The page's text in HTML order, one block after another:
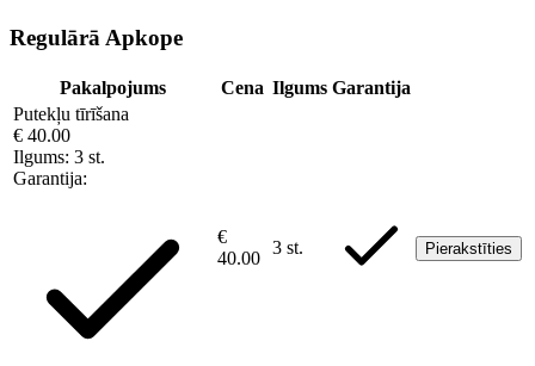
Regulārā Apkope
Pakalpojums Cena Ilgums Garantija
Putekļu tīrīšana
€ 40.00
Ilgums: 3 st.
Garantija:
€
40.00
3 st. Pierakstīties